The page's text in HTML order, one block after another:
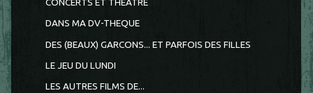
CONCERTS ET THEATRE
DANS MA DV-THEQUE
DES (BEAUX) GARCONS... ET PARFOIS DES FILLES
LE JEU DU LUNDI
LES AUTRES FILMS DE...